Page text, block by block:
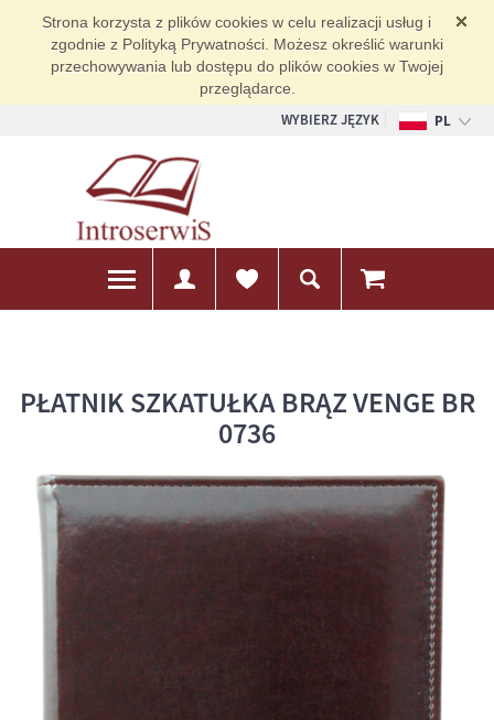
Strona korzysta z plików cookies w celu realizacji usług i
zgodnie z Polityką Prywatności. Możesz określić warunki
przechowywania lub dostępu do plików cookies w Twojej
przeglądarce.
WYBIERZ JĘZYK
PL
PŁATNIK SZKATUŁKA BRĄZ VENGE BR
0736